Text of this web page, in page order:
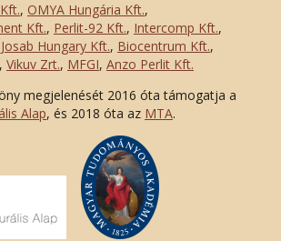
, OMYA Hungária Kft.,
Kft., Perlit-92 Kft., Intercomp Kft.,
Josab Hungary Kft., Biocentrum Kft.,
, Vikuv Zrt., MFGI, Anzo Perlit Kft.
megjelenését 2016 óta támogatja a
Alap, és 2018 óta az MTA.